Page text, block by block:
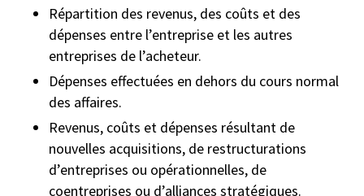
Répartition des revenus, des coûts et des
dépenses entre l’entreprise et les autres
entreprises de l’acheteur.
Dépenses effectuées en dehors du cours normal
des affaires.
Revenus, coûts et dépenses résultant de
nouvelles acquisitions, de restructurations
d’entreprises ou opérationnelles, de
coentreprises ou d’alliances stratégiques.